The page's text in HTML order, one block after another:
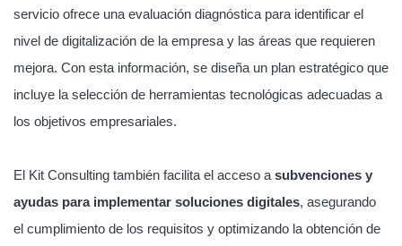
servicio ofrece una evaluación diagnóstica para identificar el
nivel de digitalización de la empresa y las áreas que requieren
mejora. Con esta información, se diseña un plan estratégico que
incluye la selección de herramientas tecnológicas adecuadas a
los objetivos empresariales.
El Kit Consulting también facilita el acceso a subvenciones y
ayudas para implementar soluciones digitales, asegurando
el cumplimiento de los requisitos y optimizando la obtención de